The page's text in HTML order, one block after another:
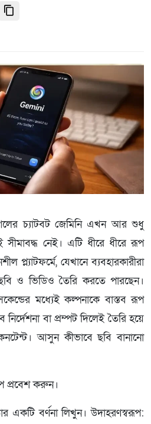
চ্যাটবট জেমিনি এখন আর শুধু
সীমাবদ্ধ নেই। এটি ধীরে ধীরে রূপ
প্ল্যাটফর্মে, যেখানে ব্যবহারকারীরা
ও ভিডিও তৈরি করতে পারছেন।
মধ্যেই কল্পনাকে বাস্তব রূপ
বা প্রম্পট দিলেই তৈরি হয়ে
আসুন কীভাবে ছবি বানানো
প্রবেশ করুন।
একটি বর্ণনা লিখুন। উদাহরণস্বরূপ: